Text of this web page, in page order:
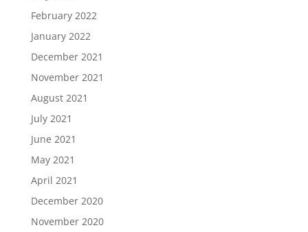
February 2022
January 2022
December 2021
November 2021
August 2021
July 2021
June 2021
May 2021
April 2021
December 2020
November 2020